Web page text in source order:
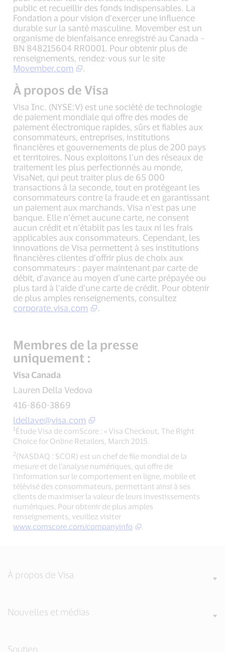
public et recueillir des fonds indispensables. La
Fondation a pour vision d’exercer une influence
durable sur la santé masculine. Movember est un
organisme de bienfaisance enregistré au Canada –
BN 848215604 RR0001. Pour obtenir plus de
renseignements, rendez-vous sur le site
Movember.com
.
À propos de Visa
Visa Inc. (NYSE:V) est une société de technologie
de paiement mondiale qui offre des modes de
paiement électronique rapides, sûrs et fiables aux
consommateurs, entreprises, institutions
financières et gouvernements de plus de 200 pays
et territoires. Nous exploitons l’un des réseaux de
traitement les plus perfectionnés au monde,
VisaNet, qui peut traiter plus de 65 000
transactions à la seconde, tout en protégeant les
consommateurs contre la fraude et en garantissant
un paiement aux marchands. Visa n’est pas une
banque. Elle n’émet aucune carte, ne consent
aucun crédit et n’établit pas les taux ni les frais
applicables aux consommateurs. Cependant, les
innovations de Visa permettent à ses institutions
financières clientes d’offrir plus de choix aux
consommateurs : payer maintenant par carte de
débit, d’avance au moyen d’une carte prépayée ou
plus tard à l’aide d’une carte de crédit. Pour obtenir
de plus amples renseignements, consultez
corporate.visa.com
.
Membres de la presse
uniquement :
Visa Canada
Lauren Della Vedova
416-860-3869
ldellave@visa.com
1 Étude Visa de comScore : « Visa Checkout, The Right
Choice for Online Retailers, March 2015.
2(NASDAQ : SCOR) est un chef de file mondial de la
mesure et de l’analyse numériques, qui offre de
l’information sur le comportement en ligne, mobile et
télévisé des consommateurs, permettant ainsi à ses
clients de maximiser la valeur de leurs investissements
numériques. Pour obtenir de plus amples
renseignements, veuillez visiter
www.comscore.com/companyinfo
À propos de Visa
Nouvelles et médias
Soutien